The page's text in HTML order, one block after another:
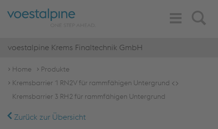
Search
Toggle
Navigation
voestalpine Krems Finaltechnik GmbH
Home
Produkte
Kremsbarrier 1 RN2V für rammfähigen Untergrund <>
Kremsbarrier 3 RH2 für rammfähigen Untergrund
Zurück zur Übersicht